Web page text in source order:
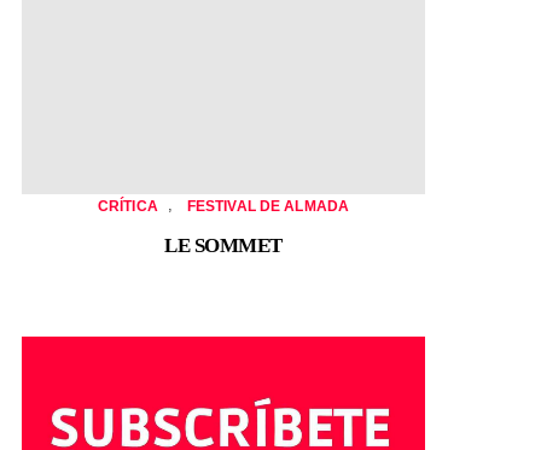
CRÍTICA FESTIVAL DE ALMADA
LE SOMMET